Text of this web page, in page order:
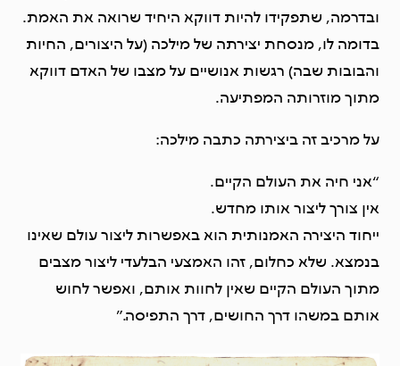
ובדרמה, שתפקידו להיות דווקא היחיד שרואה את האמת.
בדומה לו, מנסחת יצירתה של מילכה (על היצורים, החיות
והבובות שבה) רגשות אנושיים על מצבו של האדם דווקא
מתוך מוזרותה המפתיעה.
על מרכיב זה ביצירתה כתבה מילכה:
“אני חיה את העולם הקיים.
אין צורך ליצור אותו מחדש.
ייחוד היצירה האמנותית הוא באפשרות ליצור עולם שאינו
בנמצא. שלא כחלום, זהו האמצעי הבלעדי ליצור מצבים
מתוך העולם הקיים שאין לחוות אותם, ואפשר לחוש
אותם במשהו דרך החושים, דרך התפיסה.”